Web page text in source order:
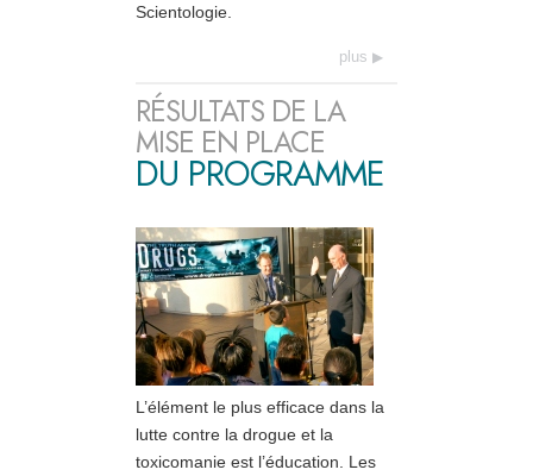
Scientologie.
plus
RÉSULTATS DE LA
MISE EN PLACE
DU PROGRAMME
L’élément le plus efficace dans la
lutte contre la drogue et la
toxicomanie est l’éducation. Les